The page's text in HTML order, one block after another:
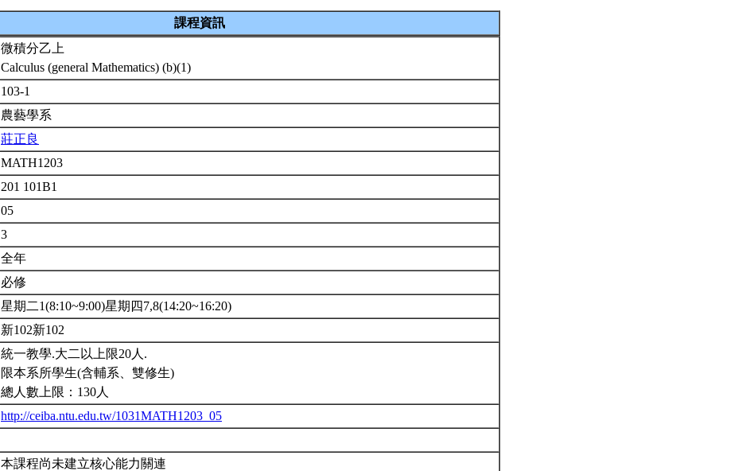
課程資訊
微積分乙上
Calculus (general Mathematics) (b)(1)
103-1
農藝學系
莊正良
MATH1203
201 101B1
05
3
全年
必修
星期二1(8:10~9:00)星期四7,8(14:20~16:20)
新102新102
統一教學.大二以上限20人.
限本系所學生(含輔系、雙修生)
總人數上限：130人
http://ceiba.ntu.edu.tw/1031MATH1203_05
本課程尚未建立核心能力關連